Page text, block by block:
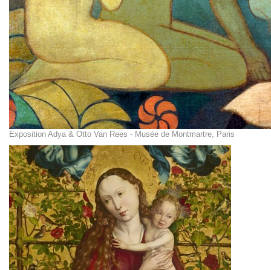
Exposition Adya & Otto Van Rees - Musée de Montmartre, Paris